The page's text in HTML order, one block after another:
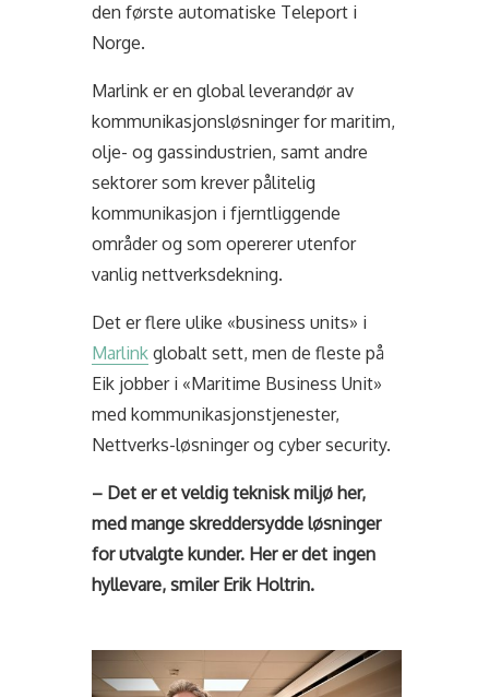
den første automatiske Teleport i
Norge.
Marlink er en global leverandør av
kommunikasjonsløsninger for maritim,
olje- og gassindustrien, samt andre
sektorer som krever pålitelig
kommunikasjon i fjerntliggende
områder og som opererer utenfor
vanlig nettverksdekning.
Det er flere ulike «business units» i
Marlink globalt sett, men de fleste på
Eik jobber i «Maritime Business Unit»
med kommunikasjonstjenester,
Nettverks-løsninger og cyber security.
– Det er et veldig teknisk miljø her,
med mange skreddersydde løsninger
for utvalgte kunder. Her er det ingen
hyllevare, smiler Erik Holtrin.